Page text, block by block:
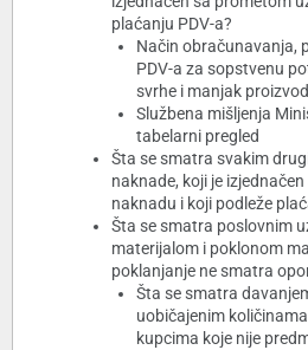
plaćanju PDV-a?
Način obračunavanja,
PDV-a za sopstvenu
svrhe i manjak
Službena mišljenja
tabelarni pregled
Šta se smatra svakim
naknade, koji je
naknadu i koji podleže
Šta se smatra poslovnim
materijalom i poklonom
poklanjanje ne smatra
Šta se smatra
uobičajenim
kupcima koje nije